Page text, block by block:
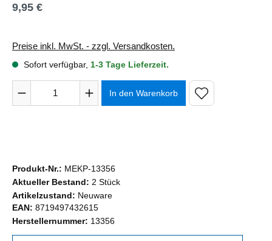
Regulärer Preis:
9,95 €
Preise inkl. MwSt. - zzgl. Versandkosten.
Sofort verfügbar, 1-3 Tage Lieferzeit.
Produkt Anzahl: Gib den gewünschten Wert ein oder
In den Warenkorb
Produkt-Nr.: MEKP-13356
Aktueller Bestand: 2 Stück
Artikelzustand: Neuware
EAN: 8719497432615
Herstellernummer: 13356